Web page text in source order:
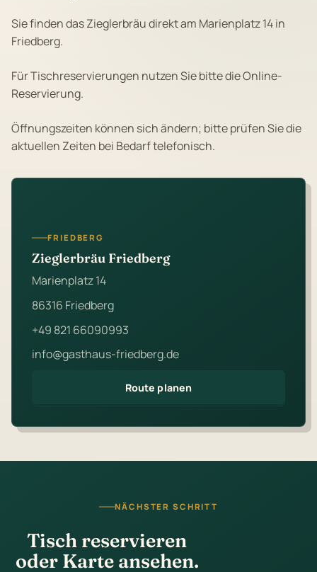
Sie finden das Zieglerbräu direkt am Marienplatz 14 in
Friedberg.
Für Tischreservierungen nutzen Sie bitte die Online-
Reservierung.
Öffnungszeiten können sich ändern; bitte prüfen Sie die
aktuellen Zeiten bei Bedarf telefonisch.
FRIEDBERG
Zieglerbräu Friedberg
Marienplatz 14
86316 Friedberg
+49 821 66090993
info@gasthaus-friedberg.de
Route planen
NÄCHSTER SCHRITT
Tisch reservieren
oder Karte ansehen.